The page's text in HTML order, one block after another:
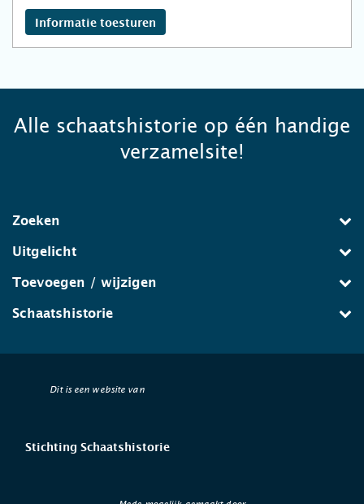
Informatie toesturen
Alle schaatshistorie op één handige
verzamelsite!
Zoeken
Uitgelicht
Toevoegen / wijzigen
Schaatshistorie
Dit is een website van
Stichting Schaatshistorie